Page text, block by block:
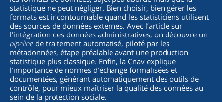
statistique ne peut négliger. Bien choisir, bien gérer les
formats est incontournable quand les statisticiens utilisent
des sources de données externes. Avec l’article sur
l’intégration des données administratives, on découvre un
pipeline de traitement automatisé, piloté par les
métadonnées, étape préalable avant une production
statistique plus classique. Enfin, la Cnav explique
l’importance de normes d’échange formalisées et
documentées, générant automatiquement des outils de
contrôle, pour mieux maîtriser la qualité des données au
sein de la protection sociale.